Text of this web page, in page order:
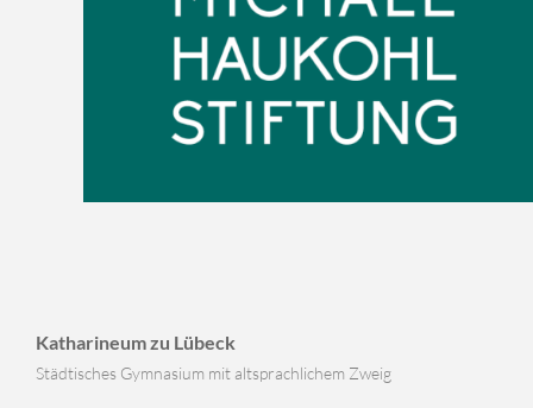
Katharineum zu Lübeck
Städtisches Gymnasium mit altsprachlichem Zweig